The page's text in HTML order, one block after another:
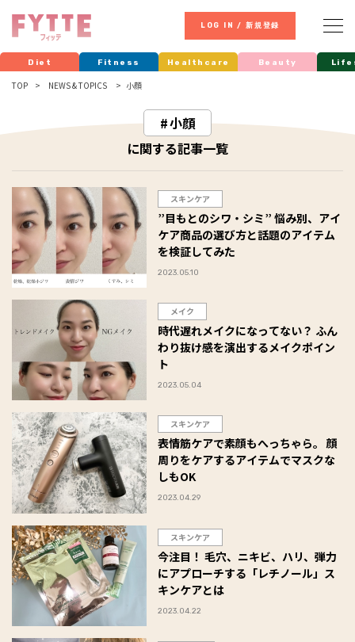
LOG IN / 新規登録
Diet Fitness Healthcare Beauty
TOP NEWS & TOPICS 小顔
小顔
に関する記事一覧
スキンケア
”目もとのシワ・シミ” 悩み別、アイ
ケア商品の選び方と話題のアイテム
を検証してみた
2023.05.10
メイク
時代遅れメイクになってない？ ふん
わり抜け感を演出するメイクポイン
ト
2023.05.04
スキンケア
表情筋ケアで素顔もへっちゃら。 顔
周りをケアするアイテムでマスクな
しもOK
2023.04.29
スキンケア
今注目！ 毛穴、ニキビ、ハリ、弾力
にアプローチする「レチノール」ス
キンケアとは
2023.04.22